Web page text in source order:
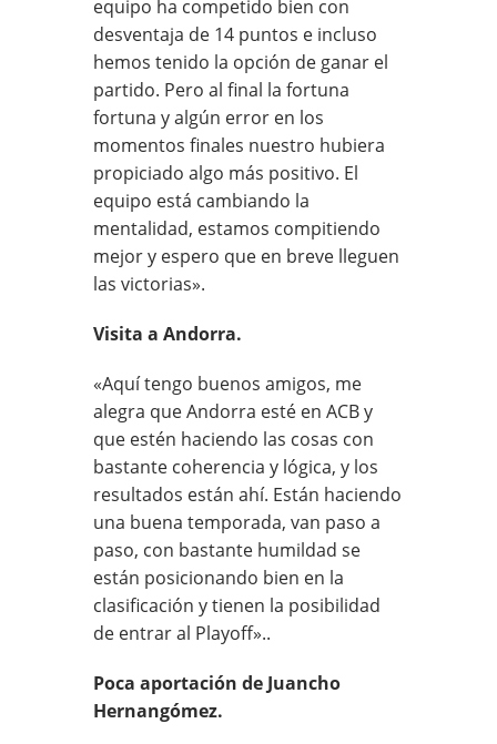
equipo ha competido bien con
desventaja de 14 puntos e incluso
hemos tenido la opción de ganar el
partido. Pero al final la fortuna
fortuna y algún error en los
momentos finales nuestro hubiera
propiciado algo más positivo. El
equipo está cambiando la
mentalidad, estamos compitiendo
mejor y espero que en breve lleguen
las victorias».
Visita a Andorra.
«Aquí tengo buenos amigos, me
alegra que Andorra esté en ACB y
que estén haciendo las cosas con
bastante coherencia y lógica, y los
resultados están ahí. Están haciendo
una buena temporada, van paso a
paso, con bastante humildad se
están posicionando bien en la
clasificación y tienen la posibilidad
de entrar al Playoff»..
Poca aportación de Juancho
Hernangómez.